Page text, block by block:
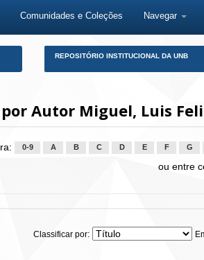
Comunidades e Coleções Navegar
REPOSITÓRIO INSTITUCIONAL DA UNB
Autor Miguel, Luis
0-9 A B C D E F G
ou entre
Classificar por: